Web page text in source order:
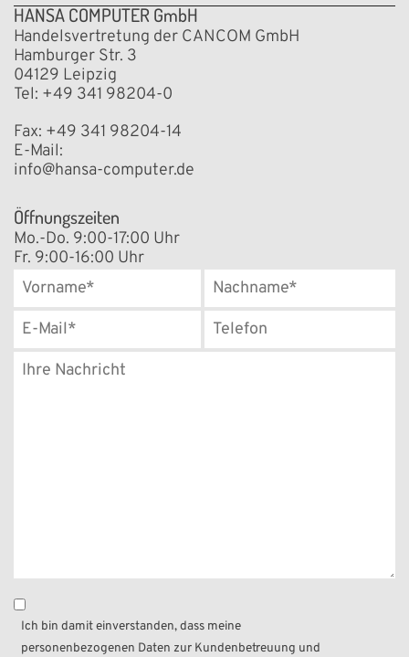
HANSA COMPUTER GmbH
Handelsvertretung der CANCOM GmbH
Hamburger Str. 3
04129 Leipzig
Tel: +49 341 98204-0
Fax: +49 341 98204-14
E-Mail:
info@hansa-computer.de
Öffnungszeiten
Mo.-Do. 9:00-17:00 Uhr
Fr. 9:00-16:00 Uhr
Ich bin damit einverstanden, dass meine
personenbezogenen Daten zur Kundenbetreuung und